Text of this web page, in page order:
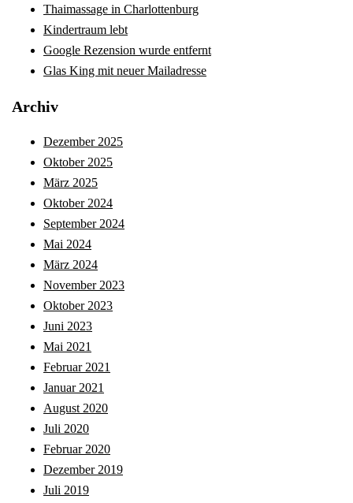
Thaimassage in Charlottenburg
Kindertraum lebt
Google Rezension wurde entfernt
Glas King mit neuer Mailadresse
Archiv
Dezember 2025
Oktober 2025
März 2025
Oktober 2024
September 2024
Mai 2024
März 2024
November 2023
Oktober 2023
Juni 2023
Mai 2021
Februar 2021
Januar 2021
August 2020
Juli 2020
Februar 2020
Dezember 2019
Juli 2019